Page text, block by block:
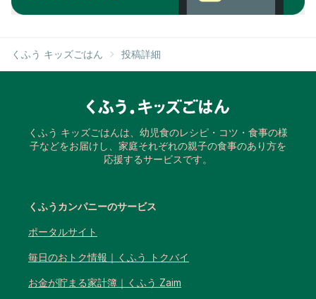
くふう キッズごはん 投稿詳細
くふう キッズごはんは、幼児食のレシピ・コツ・食事の様
子などをお届けし、家庭それぞれの親子の食事のあり方を
応援するサービスです。
くふうカンパニーのサービス
ポータルサイト
毎日のおトク情報｜くふう トクバイ
お金が貯まる家計簿｜くふう Zaim